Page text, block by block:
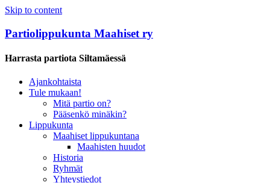
Skip to content
Partiolippukunta Maahiset ry
Harrasta partiota Siltamäessä
Ajankohtaista
Tule mukaan!
Mitä partio on?
Pääsenkö minäkin?
Lippukunta
Maahiset lippukuntana
Maahisten huudot
Historia
Ryhmät
Yhteystiedot